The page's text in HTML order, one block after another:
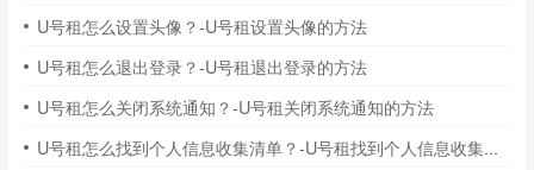
U号租怎么设置头像？-U号租设置头像的方法
U号租怎么退出登录？-U号租退出登录的方法
U号租怎么关闭系统通知？-U号租关闭系统通知的方法
U号租怎么找到个人信息收集清单？-U号租找到个人信息收集清单的操作流程